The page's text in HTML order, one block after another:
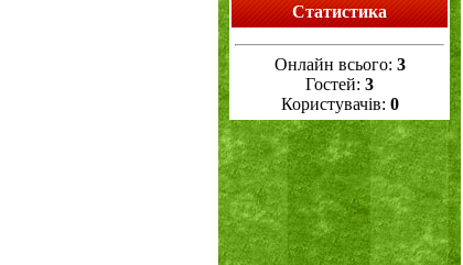
Статистика
Онлайн всього: 3
Гостей: 3
Користувачів: 0